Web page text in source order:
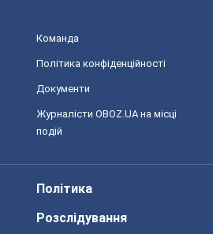
Команда
Політика конфіденційності
Документи
Журналісти OBOZ.UA на місці
подій
Політика
Розслідування